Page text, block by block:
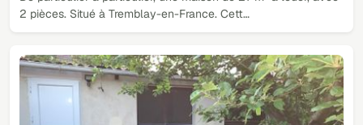
2 pièces. Situé à Tremblay-en-France. Cett…